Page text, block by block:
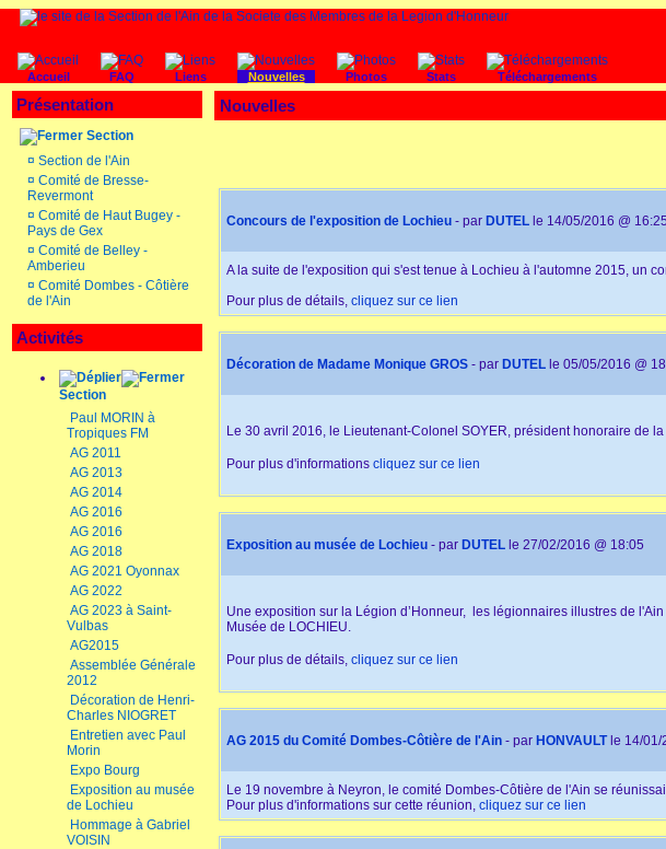
Accueil FAQ Liens Nouvelles Photos Stats Téléchargements
Présentation
Section
¤ Section de l'Ain
¤ Comité de Bresse-
Revermont
¤ Comité de Haut Bugey -
Pays de Gex
¤ Comité de Belley -
Amberieu
¤ Comité Dombes - Côtière
de l'Ain
Activités
Section
Paul MORIN à
Tropiques FM
AG 2011
AG 2013
AG 2014
AG 2016
AG 2016
AG 2018
AG 2021 Oyonnax
AG 2022
AG 2023 à Saint-
Vulbas
AG2015
Assemblée Générale
2012
Décoration de Henri-
Charles NIOGRET
Entretien avec Paul
Morin
Expo Bourg
Exposition au musée
de Lochieu
Hommage à Gabriel
VOISIN
Nouvelles
Concours de l'exposition de Lochieu - par DUTEL le 14/05/2016 @ 16:25
A la suite de l'exposition qui s'est tenue à Lochieu à l'automne 2015, un
Pour plus de détails, cliquez sur ce lien
Décoration de Madame Monique GROS - par DUTEL le 05/05/2016 @
Le 30 avril 2016, le Lieutenant-Colonel SOYER, président honoraire de
Pour plus d'informations cliquez sur ce lien
Exposition au musée de Lochieu - par DUTEL le 27/02/2016 @ 18:05
Une exposition sur la Légion d’Honneur, les légionnaires illustres de
Musée de LOCHIEU.
Pour plus de détails, cliquez sur ce lien
AG 2015 du Comité Dombes-Côtière de l'Ain - par HONVAULTle 14/01/
Le 19 novembre à Neyron, le comité Dombes-Côtière de l'Ain se
Pour plus d'informations sur cette réunion, cliquez sur ce lien